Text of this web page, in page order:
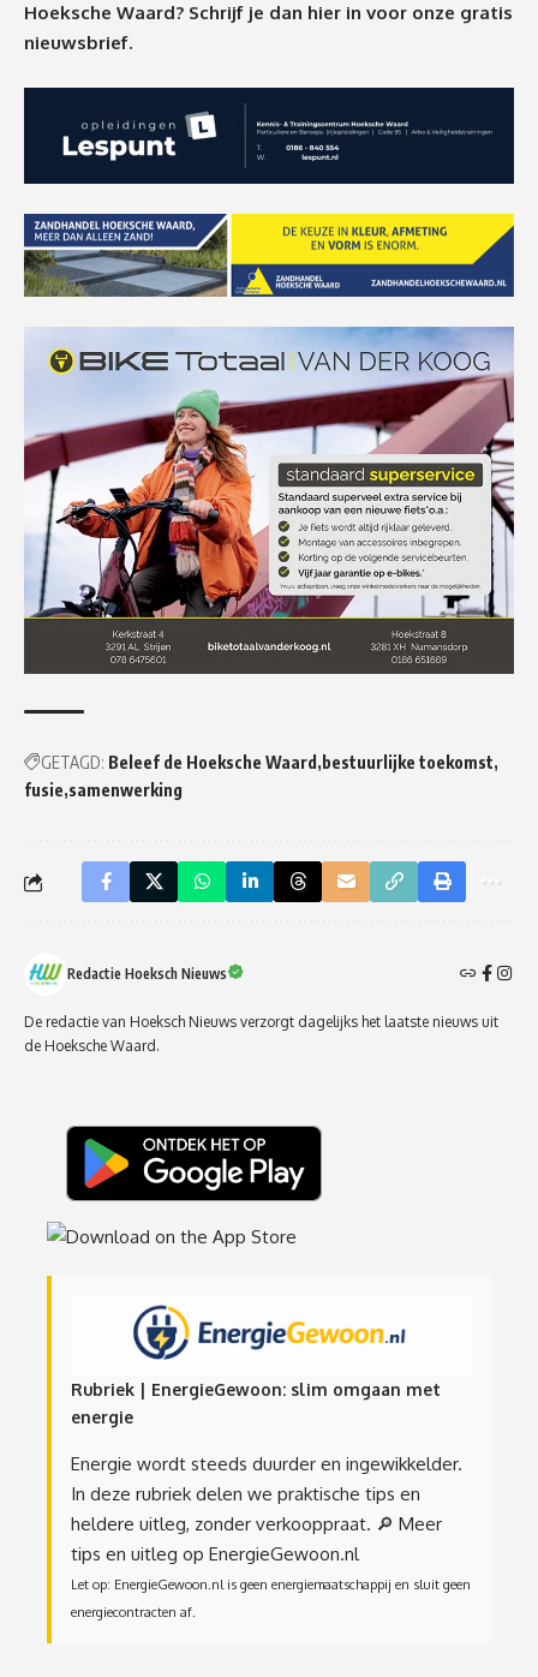
Hoeksche Waard? Schrijf je dan hier in voor onze gratis
nieuwsbrief.
GETAGD: Beleef de Hoeksche Waard bestuurlijke toekomst
fusie samenwerking
Redactie Hoeksch Nieuws
De redactie van Hoeksch Nieuws verzorgt dagelijks het laatste nieuws uit
de Hoeksche Waard.
Rubriek | EnergieGewoon: slim omgaan met
energie
Energie wordt steeds duurder en ingewikkelder.
In deze rubriek delen we praktische tips en
heldere uitleg, zonder verkooppraat. 🔎 Meer
tips en uitleg op EnergieGewoon.nl
Let op: EnergieGewoon.nl is geen energiemaatschappij en sluit geen
energiecontracten af.